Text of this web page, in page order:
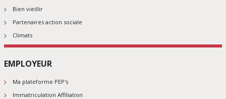
Bien vieillir
Partenaires action sociale
Climats
EMPLOYEUR
Ma plateforme PEP's
Immatriculation Affiliation